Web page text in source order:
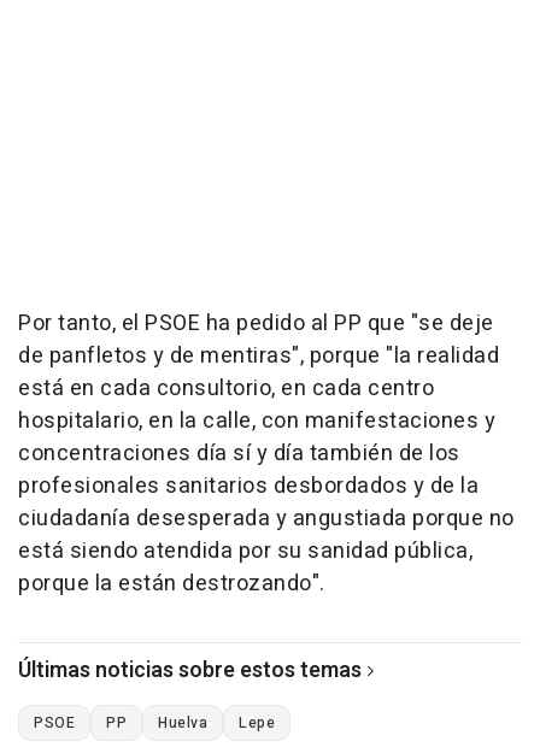
Por tanto, el PSOE ha pedido al PP que "se deje
de panfletos y de mentiras", porque "la realidad
está en cada consultorio, en cada centro
hospitalario, en la calle, con manifestaciones y
concentraciones día sí y día también de los
profesionales sanitarios desbordados y de la
ciudadanía desesperada y angustiada porque no
está siendo atendida por su sanidad pública,
porque la están destrozando".
Últimas noticias sobre estos temas
PSOE PP Huelva Lepe